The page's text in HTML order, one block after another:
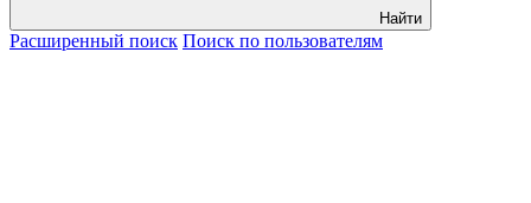
Найти
Расширенный поиск Поиск по пользователям